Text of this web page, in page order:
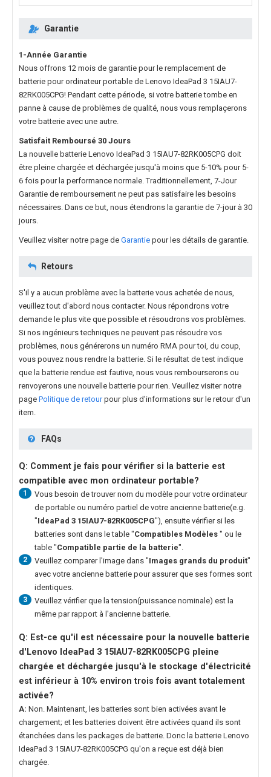
Garantie
1-Année Garantie
Nous offrons 12 mois de garantie pour le remplacement de
batterie pour ordinateur portable de Lenovo IdeaPad 3 15IAU7-
82RK005CPG! Pendant cette période, si votre batterie tombe en
panne à cause de problèmes de qualité, nous vous remplaçerons
votre batterie avec une autre.
Satisfait Remboursé 30 Jours
La nouvelle batterie Lenovo IdeaPad 3 15IAU7-82RK005CPG doit
être pleine chargée et déchargée jusqu'à moins que 5-10% pour 5-
6 fois pour la performance normale. Traditionnellement, 7-Jour
Garantie de remboursement ne peut pas satisfaire les besoins
nécessaires. Dans ce but, nous étendrons la garantie de 7-jour à 30
jours.
Veuillez visiter notre page de Garantie pour les détails de garantie.
Retours
S'il y a aucun problème avec la batterie vous achetée de nous,
veuillez tout d'abord nous contacter. Nous répondrons votre
demande le plus vite que possible et résoudrons vos problèmes.
Si nos ingénieurs techniques ne peuvent pas résoudre vos
problèmes, nous générerons un numéro RMA pour toi, du coup,
vous pouvez nous rendre la batterie. Si le résultat de test indique
que la batterie rendue est fautive, nous vous rembourserons ou
renvoyerons une nouvelle batterie pour rien. Veuillez visiter notre
page Politique de retourpour plus d'informations sur le retour d'un
item.
FAQs
Q: Comment je fais pour vérifier si la batterie est
compatible avec mon ordinateur portable?
1
Vous besoin de trouver nom du modèle pour votre ordinateur
de portable ou numéro partiel de votre ancienne batterie(e.g.
"IdeaPad 3 15IAU7-82RK005CPG"), ensuite vérifier si les
batteries sont dans le table "Compatibles Modèles " ou le
table "Compatible partie de la batterie".
2 Veuillez comparer l'image dans "Images grands du produit"
avec votre ancienne batterie pour assurer que ses formes sont
identiques.
3
Veuillez vérifier que la tension(puissance nominale) est la
même par rapport à l'ancienne batterie.
Q: Est-ce qu'il est nécessaire pour la nouvelle batterie
d'Lenovo IdeaPad 3 15IAU7-82RK005CPG pleine
chargée et déchargée jusqu'à le stockage d'électricité
est inférieur à 10% environ trois fois avant totalement
activée?
A: Non. Maintenant, les batteries sont bien activées avant le
chargement; et les batteries doivent être activées quand ils sont
étanchées dans les packages de batterie. Donc la batterie Lenovo
IdeaPad 3 15IAU7-82RK005CPG qu'on a reçue est déjà bien
chargée.